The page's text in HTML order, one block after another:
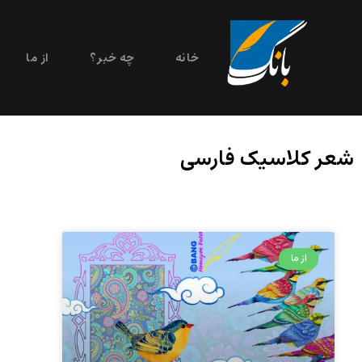
خانه چه خبر؟ از ما
شعر کلاسیک فارسی
از ما